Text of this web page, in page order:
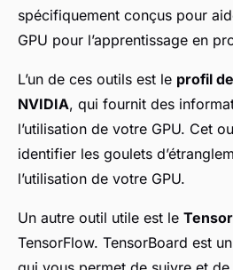
spécifiquement conçus pour
GPU pour l’apprentissage en
L’un de ces outils est le profil
NVIDIA, qui fournit des
l’utilisation de votre GPU. Cet
identifier les goulets
l’utilisation de votre GPU.
Un autre outil utile est le
TensorFlow. TensorBoard est